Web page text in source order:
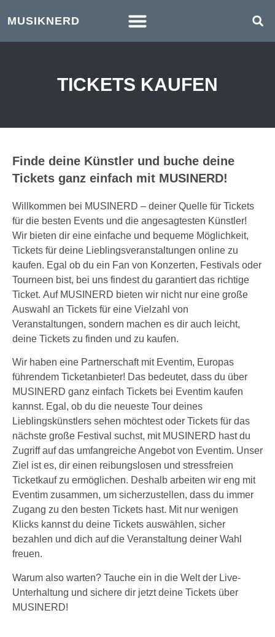
MUSIKNERD
TICKETS KAUFEN
Finde deine Künstler und buche deine
Tickets ganz einfach mit MUSINERD!
Willkommen bei MUSINERD – deiner Quelle für Tickets
für die besten Events und die angesagtesten Künstler!
Wir bieten dir eine einfache und bequeme Möglichkeit,
Tickets für deine Lieblingsveranstaltungen online zu
kaufen. Egal ob du ein Fan von Konzerten, Festivals oder
Tourneen bist, bei uns findest du garantiert das richtige
Ticket. Auf MUSINERD bieten wir nicht nur eine große
Auswahl an Tickets für eine Vielzahl von
Veranstaltungen, sondern machen es dir auch leicht,
deine Tickets zu finden und zu kaufen.
Wir haben eine Partnerschaft mit Eventim, Europas
führendem Ticketanbieter! Das bedeutet, dass du über
MUSINERD ganz einfach Tickets bei Eventim kaufen
kannst. Egal, ob du die neueste Tour deines
Lieblingskünstlers sehen möchtest oder Tickets für das
nächste große Festival suchst, mit MUSINERD hast du
Zugriff auf das umfangreiche Angebot von Eventim. Unser
Ziel ist es, dir einen reibungslosen und stressfreien
Ticketkauf zu ermöglichen. Deshalb arbeiten wir eng mit
Eventim zusammen, um sicherzustellen, dass du immer
Zugang zu den besten Tickets hast. Mit nur wenigen
Klicks kannst du deine Tickets auswählen, sicher
bezahlen und dich auf die Veranstaltung deiner Wahl
freuen.
Warum also warten? Tauche ein in die Welt der Live-
Unterhaltung und sichere dir jetzt deine Tickets über
MUSINERD!